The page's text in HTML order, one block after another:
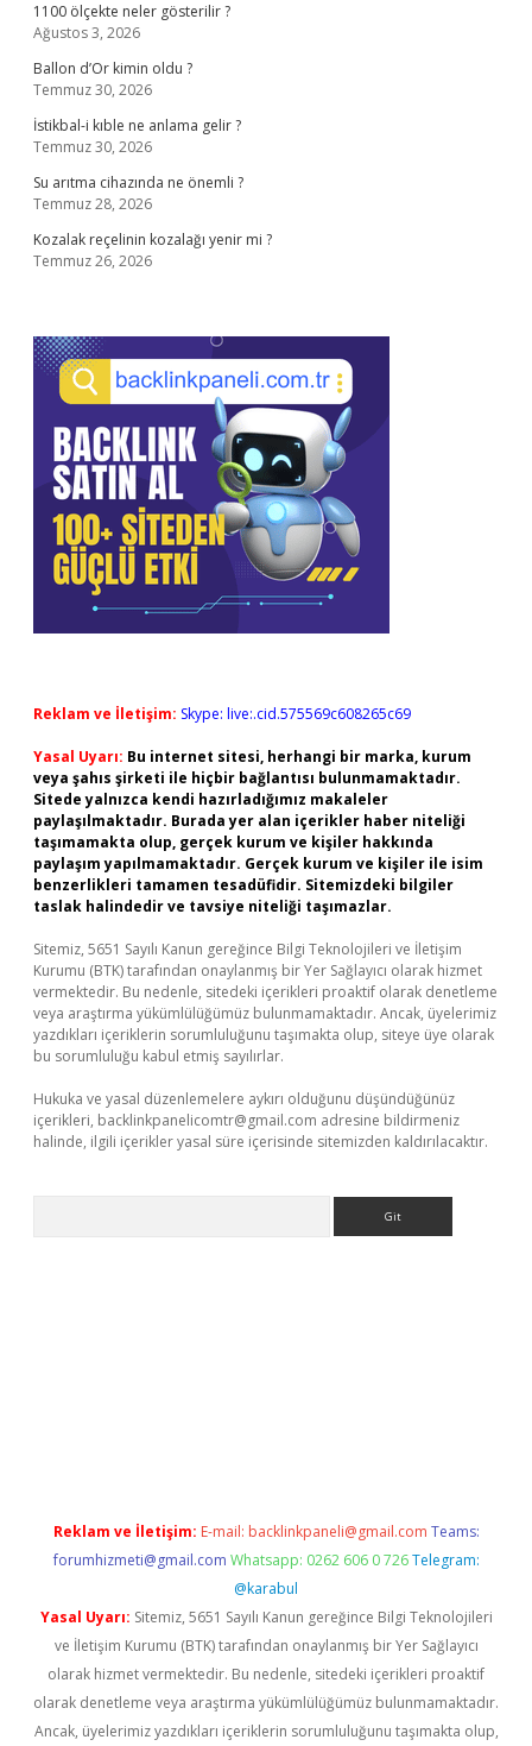
1100 ölçekte neler gösterilir ?
Ağustos 3, 2026
Ballon d’Or kimin oldu ?
Temmuz 30, 2026
İstikbal-i kıble ne anlama gelir ?
Temmuz 30, 2026
Su arıtma cihazında ne önemli ?
Temmuz 28, 2026
Kozalak reçelinin kozalağı yenir mi ?
Temmuz 26, 2026
Reklam ve İletişim: Skype: live:.cid.575569c608265c69
Yasal Uyarı: Bu internet sitesi, herhangi bir marka, kurum
veya şahıs şirketi ile hiçbir bağlantısı bulunmamaktadır.
Sitede yalnızca kendi hazırladığımız makaleler
paylaşılmaktadır. Burada yer alan içerikler haber niteliği
taşımamakta olup, gerçek kurum ve kişiler hakkında
paylaşım yapılmamaktadır. Gerçek kurum ve kişiler ile isim
benzerlikleri tamamen tesadüfidir. Sitemizdeki bilgiler
taslak halindedir ve tavsiye niteliği taşımazlar.
Sitemiz, 5651 Sayılı Kanun gereğince Bilgi Teknolojileri ve İletişim
Kurumu (BTK) tarafından onaylanmış bir Yer Sağlayıcı olarak hizmet
vermektedir. Bu nedenle, sitedeki içerikleri proaktif olarak denetleme
veya araştırma yükümlülüğümüz bulunmamaktadır. Ancak, üyelerimiz
yazdıkları içeriklerin sorumluluğunu taşımakta olup, siteye üye olarak
bu sorumluluğu kabul etmiş sayılırlar.
Hukuka ve yasal düzenlemelere aykırı olduğunu düşündüğünüz
içerikleri, backlinkpanelicomtr@gmail.com adresine bildirmeniz
halinde, ilgili içerikler yasal süre içerisinde sitemizden kaldırılacaktır.
Reklam ve İletişim: E-mail: backlinkpaneli@gmail.com Teams:
forumhizmeti@gmail.com Whatsapp: 0262 606 0 726 Telegram:
@karabul
Yasal Uyarı: Sitemiz, 5651 Sayılı Kanun gereğince Bilgi Teknolojileri
ve İletişim Kurumu (BTK) tarafından onaylanmış bir Yer Sağlayıcı
olarak hizmet vermektedir. Bu nedenle, sitedeki içerikleri proaktif
olarak denetleme veya araştırma yükümlülüğümüz bulunmamaktadır.
Ancak, üyelerimiz yazdıkları içeriklerin sorumluluğunu taşımakta olup,